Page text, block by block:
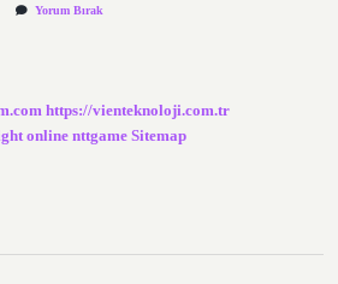
Yorum Bırak
https://vienteknoloji.com.tr
online nttgame Sitemap